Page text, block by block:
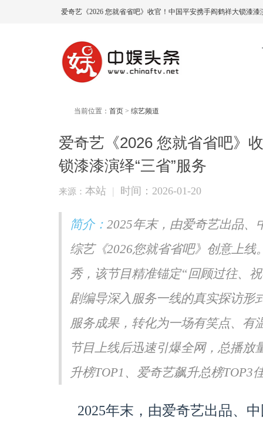
爱奇艺《2026 您就省省吧》收官！中国平安携手阎鹤祥大锁漆
当前位置： 首页 > 综艺频道
爱奇艺《2026 您就省省吧》
锁漆漆演绎“三省”服务
来源： 本站 | 时间：2026-01-20
简介： 2025年末，由爱奇艺出品、
综艺《2026您就省省吧》创意上
秀，该节目精准锚定“回顾过往、
剧编导深入服务一线的真实探访形
服务成果，转化为一场有笑点、有
节目上线后迅速引爆全网，总播放
升榜TOP1、爱奇艺飙升总榜TOP3
2025年末，由爱奇艺出品、
意浓，青年画家付闻博笔
胡夏巡演济南站即将开唱 11月
赴《那些年》青春之约